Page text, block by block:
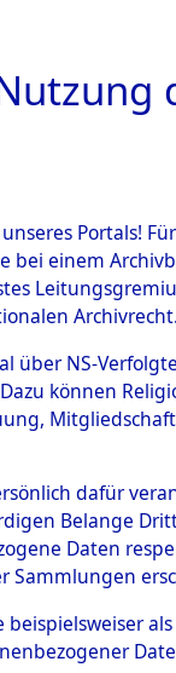
Portals!
einem
über NS-
können
dafür
Belange
Daten
Sammlungen
beispielsweiser